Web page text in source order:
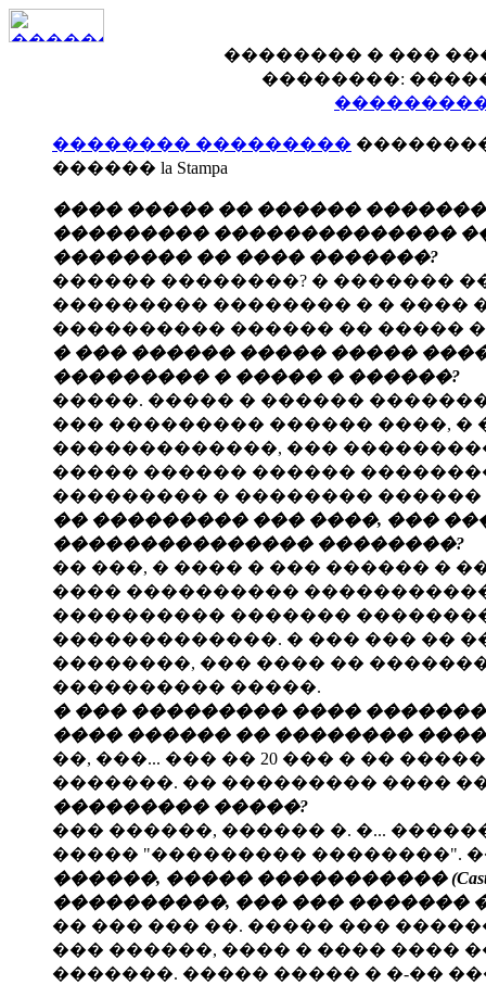
�������� � ���
��������: ������
�������� ���������
������ la Stampa
���� ����� �� ������
��������� ��������������
�������� �� ���� �������?
������ ��������? � �������
��������� �������� � � ����
���������� ������ �� �����
� ��� ������ ����� �����
��������� � ����� � ������?
�����. ����� � ������
��� ��������� ������ ����, �
�������������, ���
����� ������ ������
��������� � �������� ������
�� ��������� ��� ����, ���
��������������� ��������?
�� ���, � ���� � ��� ������ �
���� ����������
���������� �������
�������������. � ��� ��� ��
��������, ��� ���� ��
���������� �����.
� ��� ��������� ����
���� ������ �� ��������
��, ���... ��� �� 20 ��� � ��
�������. �� ��������� ����
��������� �����?
��� ������, ������ �. �...
����� "��������� ��������".
������, ����� �����������
����������, ��� ��� �������
�� ��� ��� ��. ����� ���
��� ������, ���� � ���� ����
�������. ����� ����� � �-��